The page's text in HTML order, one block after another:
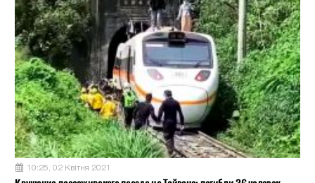
10:25, 02 Квітня 2021